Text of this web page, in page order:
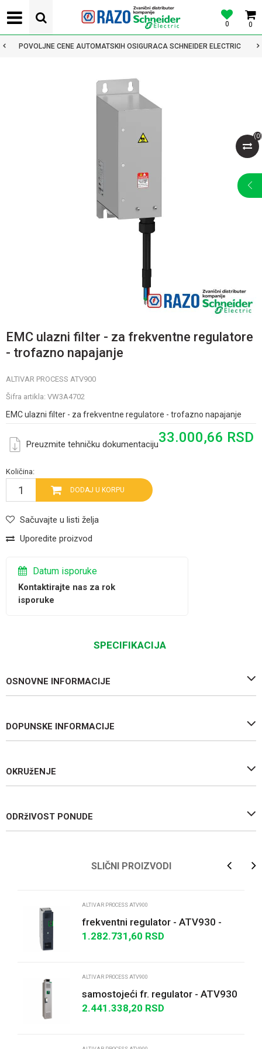
0
0
POVOLJNE CENE AUTOMATSKIH OSIGURACA SCHNEIDER ELECTRIC
(0)
EMC ulazni filter - za frekventne regulatore
- trofazno napajanje
ALTIVAR PROCESS ATV900
Šifra artikla: VW3A4702
EMC ulazni filter - za frekventne regulatore - trofazno napajanje
Preuzmite tehničku dokumentaciju33.000,66 RSD
Količina:
DODAJ U KORPU
Sačuvajte u listi želja
Uporedite proizvod
Datum isporuke
Kontaktirajte nas za rok
isporuke
SPECIFIKACIJA
OSNOVNE INFORMACIJE
DOPUNSKE INFORMACIJE
OKRUžENJE
ODRžIVOST PONUDE
SLIČNI PROIZVODI
ALTIVAR PROCESS ATV900
frekventni regulator - ATV930 -
110kW - 400/480V - bez kočione
1.282.731,60 RSD
ALTIVAR PROCESS ATV900
samostojeći fr. regulator - ATV930
- 110kW - 400/440V- bez kočione
2.441.338,20 RSD